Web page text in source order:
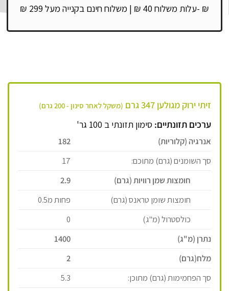
₪ -עלות משלוח 40 ₪ |
משלוח חינם בקנייה מעל 299 ₪
זיתי ירוק מגולען 347 גרם (משקל לאחר סינון - 200 גרם)
ערכים תזונתיים: סימון תזונתי ב 100 גר'
אנרגיה (קלוריות)
182
סך השומנים (גרם) מתוכם:
17
חומצות שמן רוויות (גרם)
2.9
חומצות שומן טראנס (גרם)
פחות מ0.5
כולסטרול (מ"ג)
0
נתרן (מ"ג)
1400
מלח(גרם)
2
סך הפחמימות (גרם) מתוכן:
5.3